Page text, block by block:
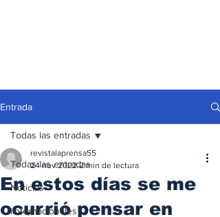
Entrada
Todas las entradas
Noticias
iInternacionales
Todas las entradas
En estos días se me
ocurrió pensar en
revistalaprensa55
24 nov 2022 2 min de lectura